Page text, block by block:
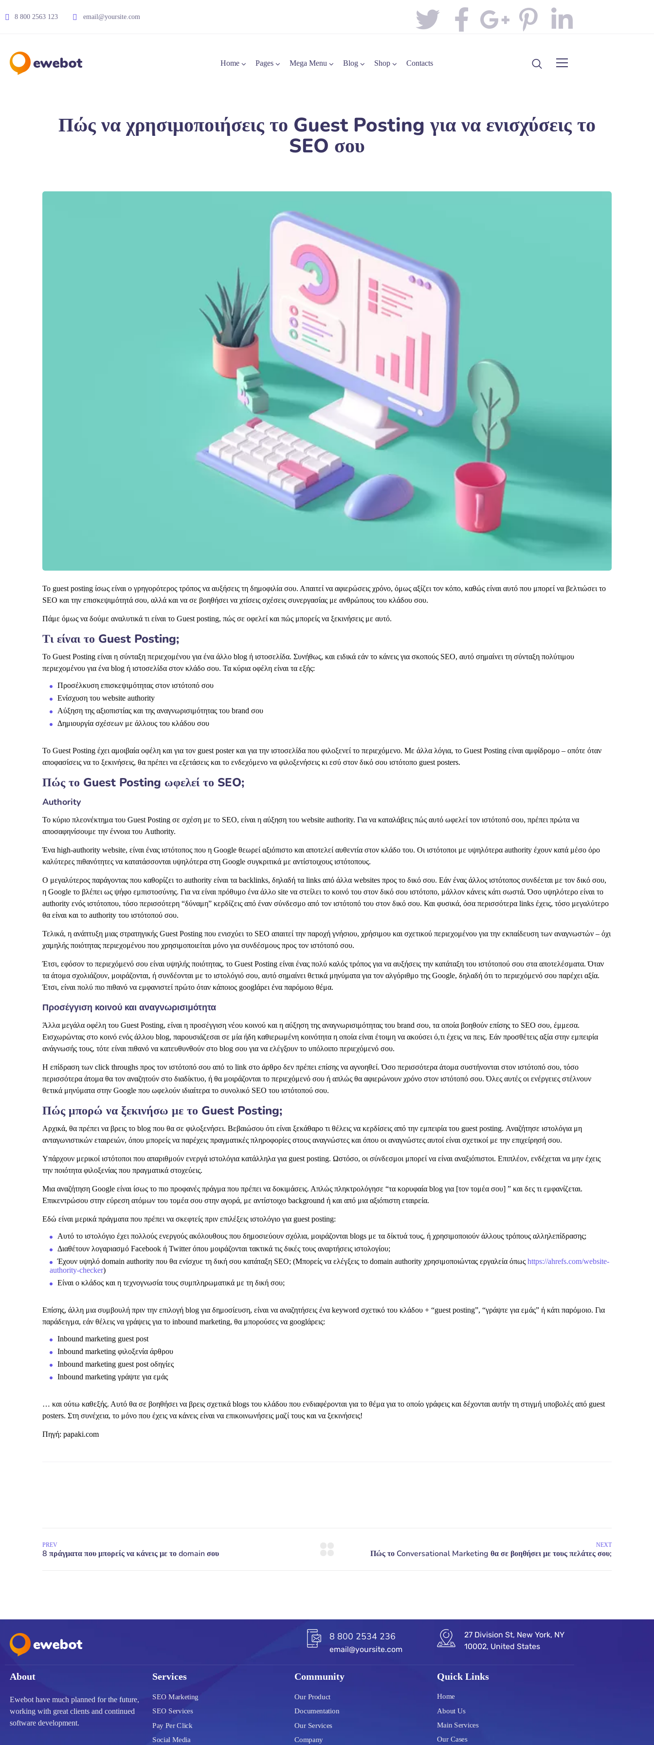
8 800 2563 123 email@yoursite.com
Home Pages Mega Menu Blog Shop Contacts
Πώς να χρησιμοποιήσεις το Guest Posting για να ενισχύσεις το
SEO σου
Το guest posting ίσως είναι ο γρηγορότερος τρόπος να αυξήσεις τη δημοφιλία σου. Απαιτεί να αφιερώσεις χρόνο, όμως αξίζει τον κόπο, καθώς είναι αυτό που μπορεί να βελτιώσει το
SEO και την επισκεψιμότητά σου, αλλά και να σε βοηθήσει να χτίσεις σχέσεις συνεργασίας με ανθρώπους του κλάδου σου.
Πάμε όμως να δούμε αναλυτικά τι είναι το Guest posting, πώς σε οφελεί και πώς μπορείς να ξεκινήσεις με αυτό.
Τι είναι το Guest Posting;
Το Guest Posting είναι η σύνταξη περιεχομένου για ένα άλλο blog ή ιστοσελίδα. Συνήθως, και ειδικά εάν το κάνεις για σκοπούς SEO, αυτό σημαίνει τη σύνταξη πολύτιμου
περιεχομένου για ένα blog ή ιστοσελίδα στον κλάδο σου. Τα κύρια οφέλη είναι τα εξής:
Προσέλκυση επισκεψιμότητας στον ιστότοπό σου
Ενίσχυση του website authority
Αύξηση της αξιοπιστίας και της αναγνωρισιμότητας του brand σου
Δημιουργία σχέσεων με άλλους του κλάδου σου
Το Guest Posting έχει αμοιβαία οφέλη και για τον guest poster και για την ιστοσελίδα που φιλοξενεί το περιεχόμενο. Με άλλα λόγια, το Guest Posting είναι αμφίδρομο – οπότε όταν
αποφασίσεις να το ξεκινήσεις, θα πρέπει να εξετάσεις και το ενδεχόμενο να φιλοξενήσεις κι εσύ στον δικό σου ιστότοπο guest posters.
Πώς το Guest Posting ωφελεί το SEO;
Authority
Το κύριο πλεονέκτημα του Guest Posting σε σχέση με το SEO, είναι η αύξηση του website authority. Για να καταλάβεις πώς αυτό ωφελεί τον ιστότοπό σου, πρέπει πρώτα να
αποσαφηνίσουμε την έννοια του Authority.
Ένα high-authority website, είναι ένας ιστότοπος που η Google θεωρεί αξιόπιστο και αποτελεί αυθεντία στον κλάδο του. Οι ιστότοποι με υψηλότερα authority έχουν κατά μέσο όρο
καλύτερες πιθανότητες να κατατάσσονται υψηλότερα στη Google συγκριτικά με αντίστοιχους ιστότοπους.
Ο μεγαλύτερος παράγοντας που καθορίζει το authority είναι τα backlinks, δηλαδή τα links από άλλα websites προς το δικό σου. Εάν ένας άλλος ιστότοπος συνδέεται με τον δικό σου,
η Google το βλέπει ως ψήφο εμπιστοσύνης. Για να είναι πρόθυμο ένα άλλο site να στείλει το κοινό του στον δικό σου ιστότοπο, μάλλον κάνεις κάτι σωστά. Όσο υψηλότερο είναι το
authority ενός ιστότοπου, τόσο περισσότερη “δύναμη” κερδίζεις από έναν σύνδεσμο από τον ιστότοπό του στον δικό σου. Και φυσικά, όσα περισσότερα links έχεις, τόσο μεγαλύτερο
θα είναι και το authority του ιστότοπού σου.
Τελικά, η ανάπτυξη μιας στρατηγικής Guest Posting που ενισχύει το SEO απαιτεί την παροχή γνήσιου, χρήσιμου και σχετικού περιεχομένου για την εκπαίδευση των αναγνωστών – όχι
χαμηλής ποιότητας περιεχομένου που χρησιμοποιείται μόνο για συνδέσμους προς τον ιστότοπό σου.
Έτσι, εφόσον το περιεχόμενό σου είναι υψηλής ποιότητας, το Guest Posting είναι ένας πολύ καλός τρόπος για να αυξήσεις την κατάταξη του ιστότοπού σου στα αποτελέσματα. Όταν
τα άτομα σχολιάζουν, μοιράζονται, ή συνδέονται με το ιστολόγιό σου, αυτό σημαίνει θετικά μηνύματα για τον αλγόριθμο της Google, δηλαδή ότι το περιεχόμενό σου παρέχει αξία.
Έτσι, είναι πολύ πιο πιθανό να εμφανιστεί πρώτο όταν κάποιος googlάρει ένα παρόμοιο θέμα.
Προσέγγιση κοινού και αναγνωρισιμότητα
Άλλα μεγάλα οφέλη του Guest Posting, είναι η προσέγγιση νέου κοινού και η αύξηση της αναγνωρισιμότητας του brand σου, τα οποία βοηθούν επίσης το SEO σου, έμμεσα.
Εισχωρώντας στο κοινό ενός άλλου blog, παρουσιάζεσαι σε μία ήδη καθιερωμένη κοινότητα η οποία είναι έτοιμη να ακούσει ό,τι έχεις να πεις. Εάν προσθέτεις αξία στην εμπειρία
ανάγνωσής τους, τότε είναι πιθανό να κατευθυνθούν στο blog σου για να ελέγξουν το υπόλοιπο περιεχόμενό σου.
Η επίδραση των click throughs προς τον ιστότοπό σου από το link στο άρθρο δεν πρέπει επίσης να αγνοηθεί. Όσο περισσότερα άτομα συστήνονται στον ιστότοπό σου, τόσο
περισσότερα άτομα θα τον αναζητούν στο διαδίκτυο, ή θα μοιράζονται το περιεχόμενό σου ή απλώς θα αφιερώνουν χρόνο στον ιστότοπό σου. Όλες αυτές οι ενέργειες στέλνουν
θετικά μηνύματα στην Google που ωφελούν ιδιαίτερα το συνολικό SEO του ιστότοπού σου.
Πώς μπορώ να ξεκινήσω με το Guest Posting;
Αρχικά, θα πρέπει να βρεις το blog που θα σε φιλοξενήσει. Βεβαιώσου ότι είναι ξεκάθαρο τι θέλεις να κερδίσεις από την εμπειρία του guest posting. Αναζήτησε ιστολόγια μη
ανταγωνιστικών εταιρειών, όπου μπορείς να παρέχεις πραγματικές πληροφορίες στους αναγνώστες και όπου οι αναγνώστες αυτοί είναι σχετικοί με την επιχείρησή σου.
Υπάρχουν μερικοί ιστότοποι που απαριθμούν ενεργά ιστολόγια κατάλληλα για guest posting. Ωστόσο, οι σύνδεσμοι μπορεί να είναι αναξιόπιστοι. Επιπλέον, ενδέχεται να μην έχεις
την ποιότητα φιλοξενίας που πραγματικά στοχεύεις.
Μια αναζήτηση Google είναι ίσως το πιο προφανές πράγμα που πρέπει να δοκιμάσεις. Απλώς πληκτρολόγησε “τα κορυφαία blog για [τον τομέα σου] ” και δες τι εμφανίζεται.
Επικεντρώσου στην εύρεση ατόμων του τομέα σου στην αγορά, με αντίστοιχο background ή και από μια αξιόπιστη εταιρεία.
Εδώ είναι μερικά πράγματα που πρέπει να σκεφτείς πριν επιλέξεις ιστολόγιο για guest posting:
Αυτό το ιστολόγιο έχει πολλούς ενεργούς ακόλουθους που δημοσιεύουν σχόλια, μοιράζονται blogs με τα δίκτυά τους, ή χρησιμοποιούν άλλους τρόπους αλληλεπίδρασης;
Διαθέτουν λογαριασμό Facebook ή Twitter όπου μοιράζονται τακτικά τις δικές τους αναρτήσεις ιστολογίου;
Έχουν υψηλό domain authority που θα ενίσχυε τη δική σου κατάταξη SEO; (Μπορείς να ελέγξεις το domain authority χρησιμοποιώντας εργαλεία όπως https://ahrefs.com/website-
authority-checker)
Είναι ο κλάδος και η τεχνογνωσία τους συμπληρωματικά με τη δική σου;
Επίσης, άλλη μια συμβουλή πριν την επιλογή blog για δημοσίευση, είναι να αναζητήσεις ένα keyword σχετικό του κλάδου + “guest posting”, “γράψτε για εμάς” ή κάτι παρόμοιο. Για
παράδειγμα, εάν θέλεις να γράψεις για το inbound marketing, θα μπορούσες να googlάρεις:
Inbound marketing guest post
Inbound marketing φιλοξενία άρθρου
Inbound marketing guest post οδηγίες
Inbound marketing γράψτε για εμάς
… και ούτω καθεξής. Αυτό θα σε βοηθήσει να βρεις σχετικά blogs του κλάδου που ενδιαφέρονται για το θέμα για το οποίο γράφεις και δέχονται αυτήν τη στιγμή υποβολές από guest
posters. Στη συνέχεια, το μόνο που έχεις να κάνεις είναι να επικοινωνήσεις μαζί τους και να ξεκινήσεις!
Πηγή: papaki.com
PREV NEXT
8 800 2534 236
email@yoursite.com
27 Division St, New York, NY
10002, United States
About
Ewebot have much planned for the future,
working with great clients and continued
software development.
Services
SEO Marketing
SEO Services
Pay Per Click
Social Media
Community
Our Product
Documentation
Our Services
Company
Quick Links
Home
About Us
Main Services
Our Cases